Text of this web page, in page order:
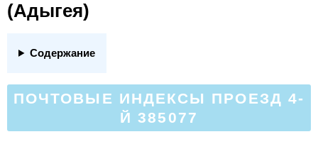
(Адыгея)
Содержание
ПОЧТОВЫЕ ИНДЕКСЫ ПРОЕЗД 4-
Й 385077